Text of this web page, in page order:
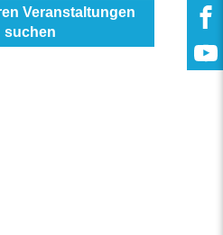
Veranstaltungen
suchen